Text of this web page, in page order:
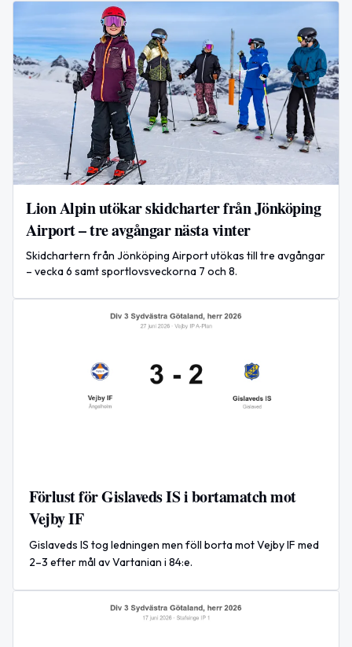
Lion Alpin utökar skidcharter från Jönköping
Airport – tre avgångar nästa vinter
Skidchartern från Jönköping Airport utökas till tre avgångar
– vecka 6 samt sportlovsveckorna 7 och 8.
Förlust för Gislaveds IS i bortamatch mot
Vejby IF
Gislaveds IS tog ledningen men föll borta mot Vejby IF med
2–3 efter mål av Vartanian i 84:e.